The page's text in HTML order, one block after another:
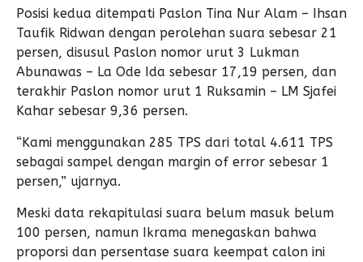
Posisi kedua ditempati Paslon Tina Nur Alam – Ihsan
Taufik Ridwan dengan perolehan suara sebesar 21
persen, disusul Paslon nomor urut 3 Lukman
Abunawas – La Ode Ida sebesar 17,19 persen, dan
terakhir Paslon nomor urut 1 Ruksamin – LM Sjafei
Kahar sebesar 9,36 persen.
“Kami menggunakan 285 TPS dari total 4.611 TPS
sebagai sampel dengan margin of error sebesar 1
persen,” ujarnya.
Meski data rekapitulasi suara belum masuk belum
100 persen, namun Ikrama menegaskan bahwa
proporsi dan persentase suara keempat calon ini